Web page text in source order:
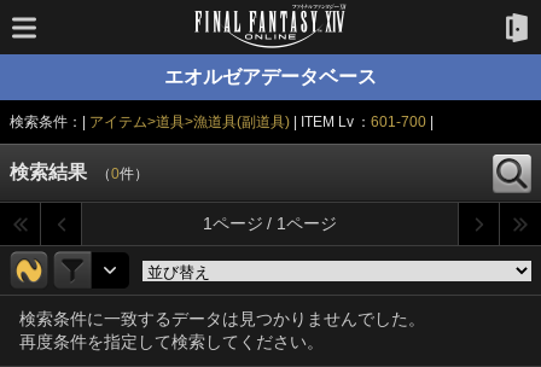
エオルゼアデータベース
検索条件：| アイテム>道具>漁道具(副道具) | ITEM Lv ：601-700
検索結果 （0件）
1ページ / 1ページ
検索条件に一致するデータは見つかりませんでした。
再度条件を指定して検索してください。